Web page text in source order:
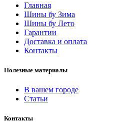
Главная
Шины бу Зима
Шины бу Лето
Гарантии
Доставка и оплата
Контакты
Полезные материалы
В вашем городе
Статьи
Контакты